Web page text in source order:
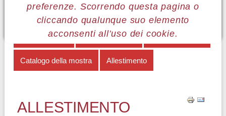
preferenze. Scorrendo questa pagina o
cliccando qualunque suo elemento
acconsenti all’uso dei cookie.
MENÙ LUIGINA E TERESA LUZII
A quattro mani Note biografiche Opere in mostra
Catalogo della mostra Allestimento
ALLESTIMENTO